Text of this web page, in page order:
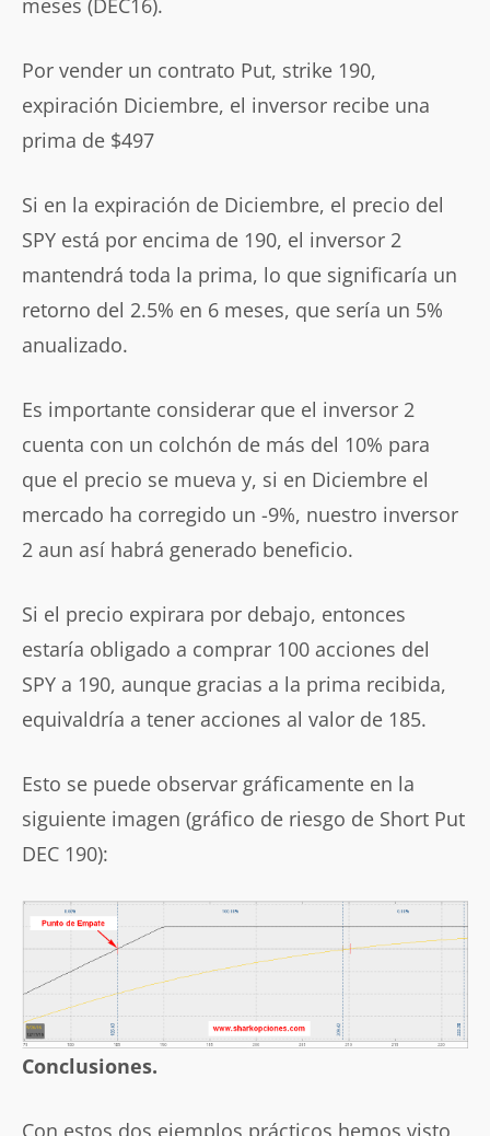
meses (DEC16).
Por vender un contrato Put, strike 190,
expiración Diciembre, el inversor recibe una
prima de $497
Si en la expiración de Diciembre, el precio del
SPY está por encima de 190, el inversor 2
mantendrá toda la prima, lo que significaría un
retorno del 2.5% en 6 meses, que sería un 5%
anualizado.
Es importante considerar que el inversor 2
cuenta con un colchón de más del 10% para
que el precio se mueva y, si en Diciembre el
mercado ha corregido un -9%, nuestro inversor
2 aun así habrá generado beneficio.
Si el precio expirara por debajo, entonces
estaría obligado a comprar 100 acciones del
SPY a 190, aunque gracias a la prima recibida,
equivaldría a tener acciones al valor de 185.
Esto se puede observar gráficamente en la
siguiente imagen (gráfico de riesgo de Short Put
DEC 190):
Conclusiones.